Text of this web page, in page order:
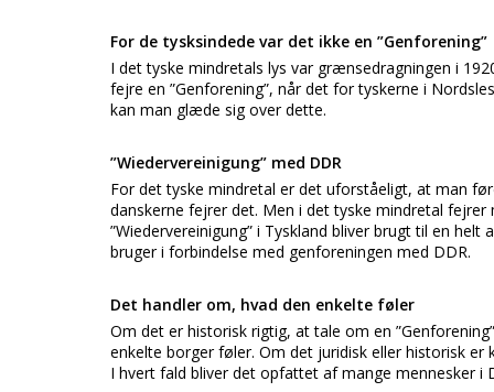
For de tysksindede var det ikke en ”Genforening”
I det tyske mindretals lys var grænsedragningen i
fejre en ”Genforening”, når det for tyskerne i
kan man glæde sig over dette.
”Wiedervereinigung” med DDR
For det tyske mindretal er det uforståeligt, at man
danskerne fejrer det. Men i det tyske mindretal
”Wiedervereinigung” i Tyskland bliver brugt til en helt
bruger i forbindelse med genforeningen med DDR.
Det handler om, hvad den enkelte føler
Om det er historisk rigtig, at tale om en
enkelte borger føler. Om det juridisk eller historisk er
I hvert fald bliver det opfattet af mange mennesker i